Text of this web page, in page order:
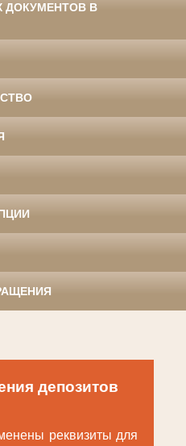
ДОКУМЕНТОВ В
депозитов
реквизиты для